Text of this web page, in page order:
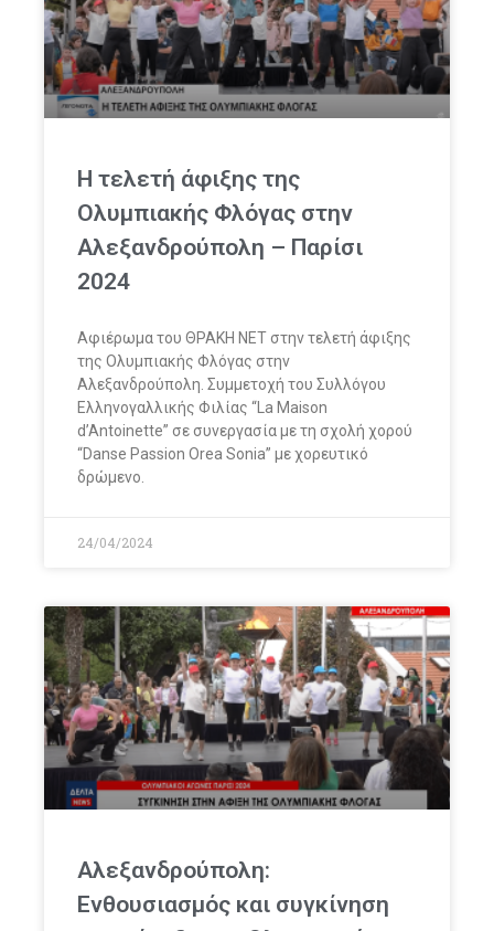
Η τελετή άφιξης της
Ολυμπιακής Φλόγας στην
Αλεξανδρούπολη – Παρίσι
2024
Αφιέρωμα του ΘΡΑΚΗ ΝΕΤ στην τελετή άφιξης
της Ολυμπιακής Φλόγας στην
Αλεξανδρούπολη. Συμμετοχή του Συλλόγου
Ελληνογαλλικής Φιλίας “La Maison
d’Antoinette” σε συνεργασία με τη σχολή χορού
“Danse Passion Orea Sonia” με χορευτικό
δρώμενο.
24/04/2024
Αλεξανδρούπολη:
Ενθουσιασμός και συγκίνηση